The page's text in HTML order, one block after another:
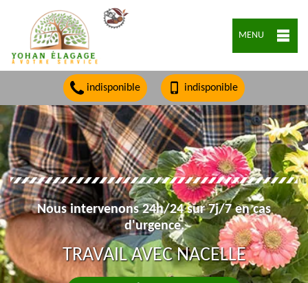
MENU
indisponible indisponible
Nous intervenons 24h/24 sur 7j/7 en cas
d'urgence.
TRAVAIL AVEC NACELLE